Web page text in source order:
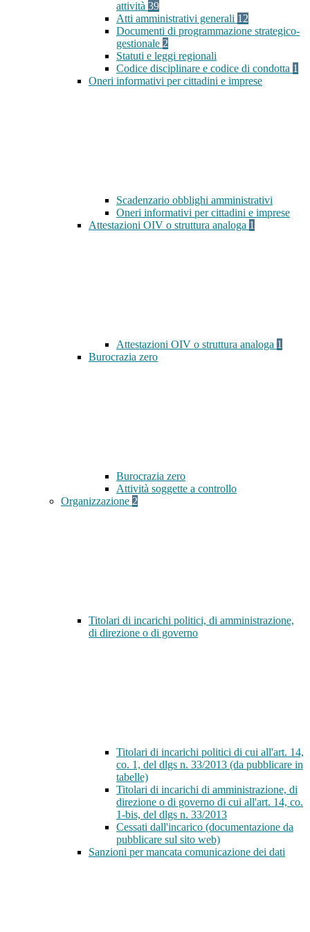
attività 39
Atti amministrativi generali 12
Documenti di programmazione strategico-
gestionale 2
Statuti e leggi regionali
Codice disciplinare e codice di condotta 1
Oneri informativi per cittadini e imprese
Scadenzario obblighi amministrativi
Oneri informativi per cittadini e imprese
Attestazioni OIV o struttura analoga 1
Attestazioni OIV o struttura analoga 1
Burocrazia zero
Burocrazia zero
Attività soggette a controllo
Organizzazione 2
Titolari di incarichi politici, di amministrazione,
di direzione o di governo
Titolari di incarichi politici di cui all'art. 14,
co. 1, del dlgs n. 33/2013 (da pubblicare in
tabelle)
Titolari di incarichi di amministrazione, di
direzione o di governo di cui all'art. 14, co.
1-bis, del dlgs n. 33/2013
Cessati dall'incarico (documentazione da
pubblicare sul sito web)
Sanzioni per mancata comunicazione dei dati